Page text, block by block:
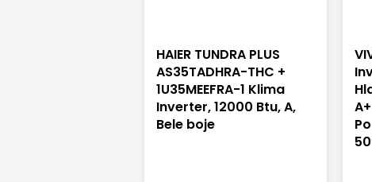
HAIER TUNDRA PLUS
AS35TADHRA-THC +
1U35MEEFRA-1 Klima
Inverter, 12000 Btu, A,
Bele boje